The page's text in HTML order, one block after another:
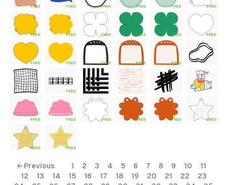
Style)
Style)
FREE FREE FREE FREE FREE FREE
FREE FREE FREE FREE FREE FREE
FREE FREE FREE FREE FREE
FREE
FREE FREE FREE FREE FREE FREE
FREE FREE
← Previous 1 2 3 4 5 6 7 8 9 10
11
12
13 14 15 16 17 18 19 20 21 22
23